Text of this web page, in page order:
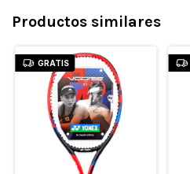
Productos similares
GRATIS